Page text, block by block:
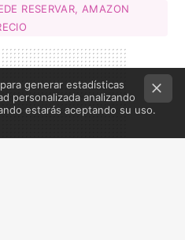
RESERVAR, AMAZON
generar estadísticas
personalizada analizando
estarás aceptando su uso.